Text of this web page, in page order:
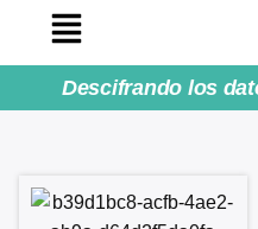
Descifrando los